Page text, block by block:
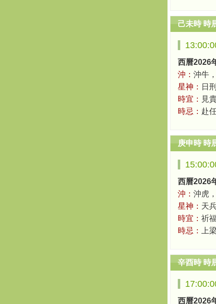
己未時 時
西曆2026
沖： 沖牛，
星神： 日
時宜： 見
時忌： 赴
庚申時 時
西曆2026
沖： 沖虎，
星神： 天
時宜： 祈
時忌：
上
辛酉時 時
西曆2026